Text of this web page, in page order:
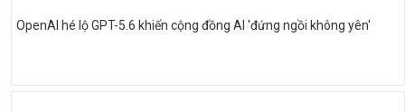
OpenAI hé lộ GPT-5.6 khiến cộng đồng AI 'đứng ngồi không yên'